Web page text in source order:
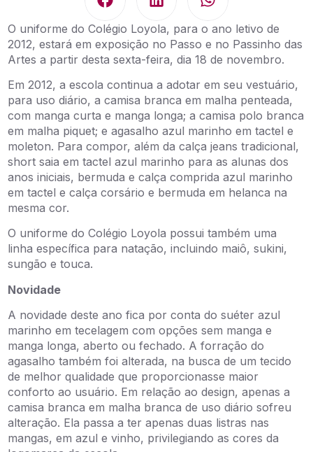
O uniforme do Colégio Loyola, para o ano letivo de
2012, estará em exposição no Passo e no Passinho das
Artes a partir desta sexta-feira, dia 18 de novembro.
Em 2012, a escola continua a adotar em seu vestuário,
para uso diário, a camisa branca em malha penteada,
com manga curta e manga longa; a camisa polo branca
em malha piquet; e agasalho azul marinho em tactel e
moleton. Para compor, além da calça jeans tradicional,
short saia em tactel azul marinho para as alunas dos
anos iniciais, bermuda e calça comprida azul marinho
em tactel e calça corsário e bermuda em helanca na
mesma cor.
O uniforme do Colégio Loyola possui também uma
linha específica para natação, incluindo maiô, sukini,
sungão e touca.
Novidade
A novidade deste ano fica por conta do suéter azul
marinho em tecelagem com opções sem manga e
manga longa, aberto ou fechado. A forração do
agasalho também foi alterada, na busca de um tecido
de melhor qualidade que proporcionasse maior
conforto ao usuário. Em relação ao design, apenas a
camisa branca em malha branca de uso diário sofreu
alteração. Ela passa a ter apenas duas listras nas
mangas, em azul e vinho, privilegiando as cores da